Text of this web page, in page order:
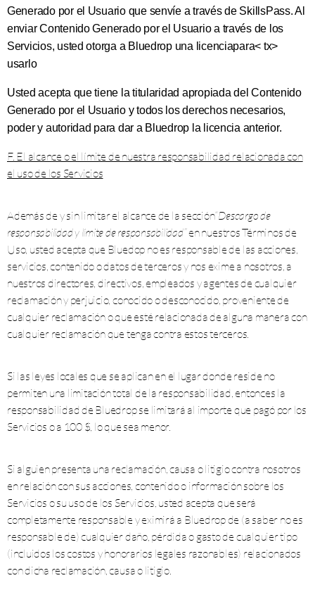
Generado por el Usuario que senvíe a través de SkillsPass. Al
enviar Contenido Generado por el Usuario a través de los
Servicios, usted otorga a Bluedrop una licenciapara< tx>
usarlo
Usted acepta que tiene la titularidad apropiada del Contenido
Generado por el Usuario y todos los derechos necesarios,
poder y autoridad para dar a Bluedrop la licencia anterior.
F. El alcance o el límite de nuestra responsabilidad relacionada con
el uso de los Servicios
Además de y sin limitar el alcance de la sección“Descargo de
responsabilidad y límite de responsabilidad”en nuestros Términos de
Uso, usted acepta que Bluedop no es responsable de las acciones,
servicios, contenido o datos de terceros y nos exime a nosotros, a
nuestros directores, directivos, empleados y agentes de cualquier
reclamación y perjuicio, conocido o desconocido, proveniente de
cualquier reclamación o que esté relacionada de alguna manera con
cualquier reclamación que tenga contra estos terceros.
Si las leyes locales que se aplican en el lugar donde reside no
permiten una limitación total de la responsabilidad, entonces la
responsabilidad de Bluedrop se limitará al importe que pagó por los
Servicios o a 100 $, lo que sea menor.
Si alguien presenta una reclamación, causa o litigio contra nosotros
en relación con sus acciones, contenido o información sobre los
Servicios o su uso de los Servicios, usted acepta que será
completamente responsable y eximirá a Bluedrop de (a saber no es
responsable de) cualquier daño, pérdida o gasto de cualquier tipo
(incluidos los costos y honorarios legales razonables) relacionados
con dicha reclamación, causa o litigio.